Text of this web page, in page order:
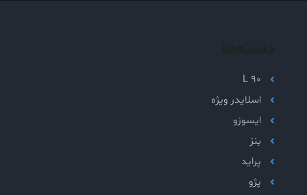
L 90
اسلایدر ویژه
ایسوزو
بنز
پراید
پژو